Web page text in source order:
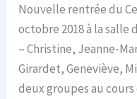
Nouvelle rentrée du
octobre 2018 à la salle
– Christine, Jeanne-
Girardet, Geneviève,
deux groupes au